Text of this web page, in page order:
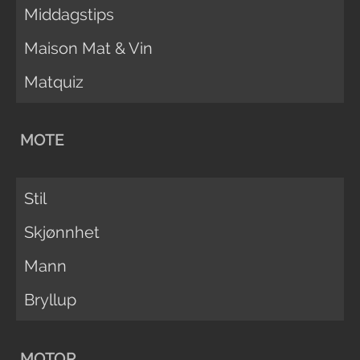
Middagstips
Maison Mat & Vin
Matquiz
MOTE
Stil
Skjønnhet
Mann
Bryllup